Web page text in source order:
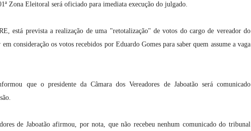
Zona Eleitoral será oficiado para imediata execução do julgado.
está prevista a realização de uma "retotalização" de votos do cargo de vereador do
consideração os votos recebidos por Eduardo Gomes para saber quem assume a vaga
que o presidente da Câmara dos Vereadores de Jaboatão será comunicado
de Jaboatão afirmou, por nota, que não recebeu nenhum comunicado do tribunal